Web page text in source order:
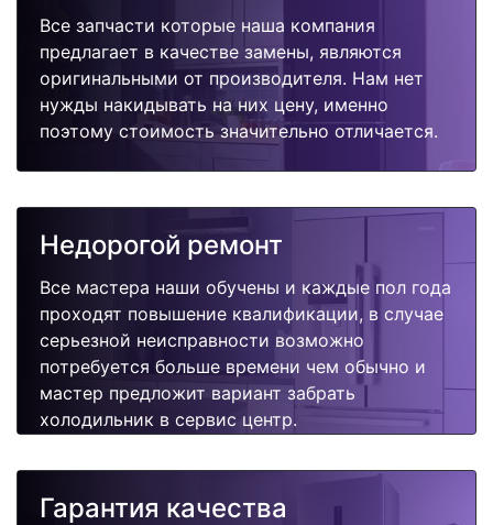
Все запчасти которые наша компания
предлагает в качестве замены, являются
оригинальными от производителя. Нам нет
нужды накидывать на них цену, именно
поэтому стоимость значительно отличается.
Недорогой ремонт
Все мастера наши обучены и каждые пол года
проходят повышение квалификации, в случае
серьезной неисправности возможно
потребуется больше времени чем обычно и
мастер предложит вариант забрать
холодильник в сервис центр.
Гарантия качества